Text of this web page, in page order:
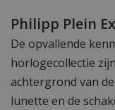
Philipp Plein
De opvallende
horlogecollectie
achtergrond van
lunette en de